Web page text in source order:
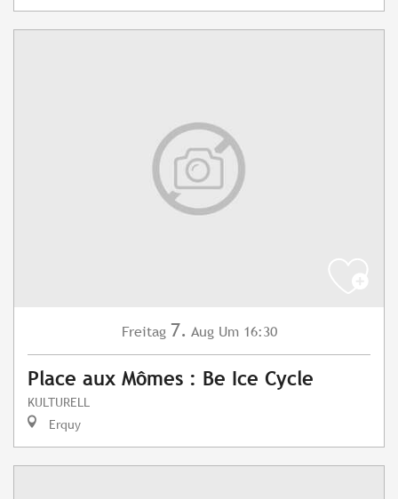
Freitag 7. Aug Um 16:30
Place aux Mômes : Be Ice Cycle
KULTURELL
Erquy